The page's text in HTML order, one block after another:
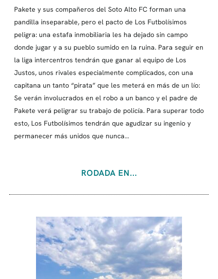
Pakete y sus compañeros del Soto Alto FC forman una
pandilla inseparable, pero el pacto de Los Futbolísimos
peligra: una estafa inmobiliaria les ha dejado sin campo
donde jugar y a su pueblo sumido en la ruina. Para seguir en
la liga intercentros tendrán que ganar al equipo de Los
Justos, unos rivales especialmente complicados, con una
capitana un tanto “pirata” que les meterá en más de un lío:
Se verán involucrados en el robo a un banco y el padre de
Pakete verá peligrar su trabajo de policía. Para superar todo
esto, Los Futbolísimos tendrán que agudizar su ingenio y
permanecer más unidos que nunca…
RODADA EN...